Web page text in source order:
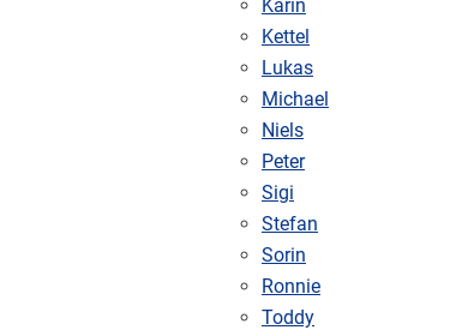
Karin
Kettel
Lukas
Michael
Niels
Peter
Sigi
Stefan
Sorin
Ronnie
Toddy